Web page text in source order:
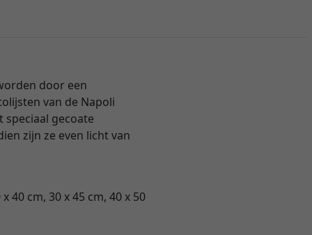
door een
van de Napoli
gecoate
zijn ze even licht van
40 cm, 30 x 45 cm, 40 x 50